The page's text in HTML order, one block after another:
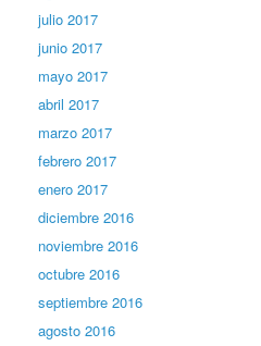
julio 2017
junio 2017
mayo 2017
abril 2017
marzo 2017
febrero 2017
enero 2017
diciembre 2016
noviembre 2016
octubre 2016
septiembre 2016
agosto 2016